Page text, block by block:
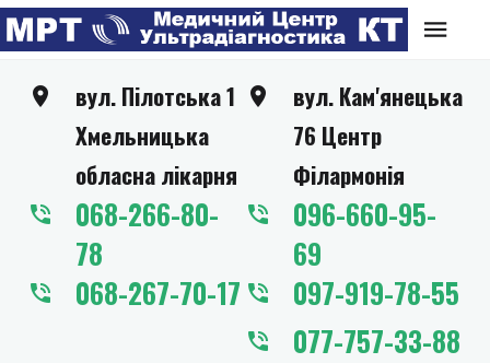
вул. Пілотська 1
Хмельницька
обласна лікарня
068-266-80-
78
068-267-70-17
вул. Кам'янецька
76 Центр
Філармонія
096-660-95-
69
097-919-78-55
077-757-33-88